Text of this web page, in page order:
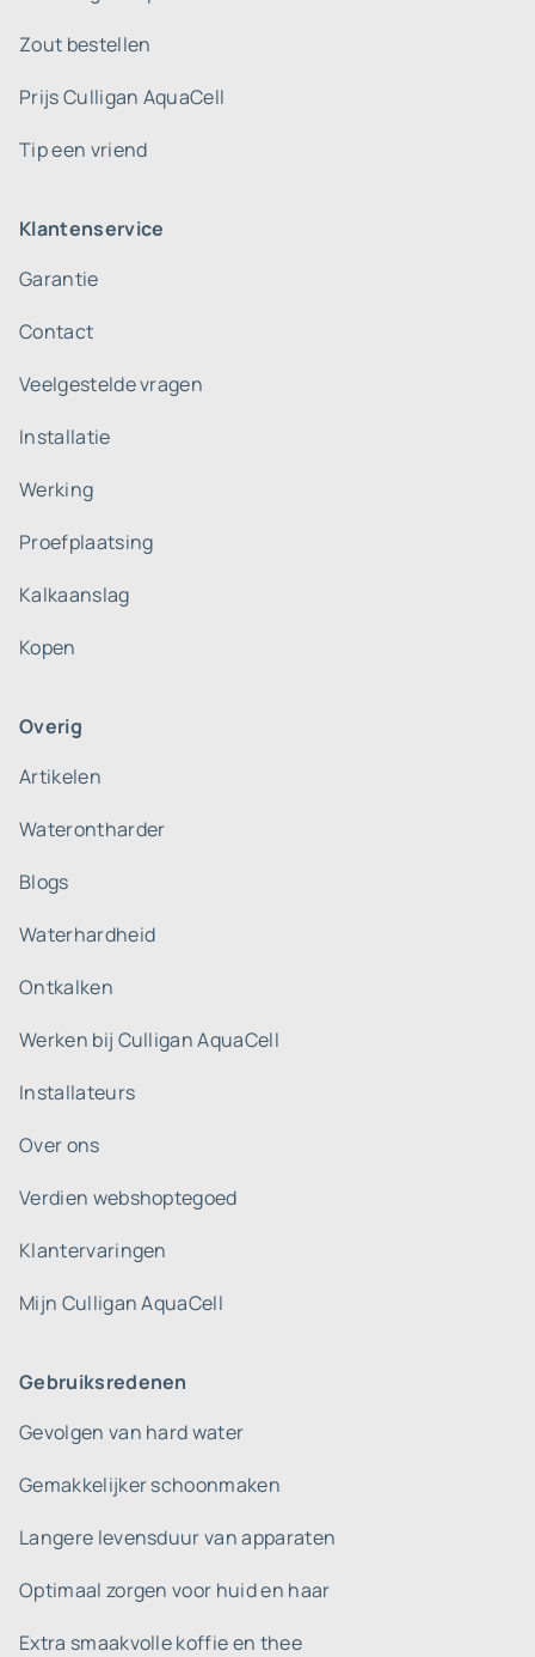
Zout bestellen
Prijs Culligan AquaCell
Tip een vriend
Klantenservice
Garantie
Contact
Veelgestelde vragen
Installatie
Werking
Proefplaatsing
Kalkaanslag
Kopen
Overig
Artikelen
Waterontharder
Blogs
Waterhardheid
Ontkalken
Werken bij Culligan AquaCell
Installateurs
Over ons
Verdien webshoptegoed
Klantervaringen
Mijn Culligan AquaCell
Gebruiksredenen
Gevolgen van hard water
Gemakkelijker schoonmaken
Langere levensduur van apparaten
Optimaal zorgen voor huid en haar
Extra smaakvolle koffie en thee